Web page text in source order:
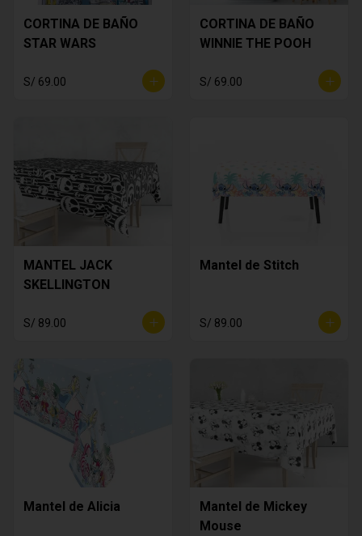
CORTINA DE BAÑO
STAR WARS
S/ 69.00
CORTINA DE BAÑO
WINNIE THE POOH
S/ 69.00
MANTEL JACK
SKELLINGTON
S/ 89.00
Mantel de Stitch
S/ 89.00
Mantel de Alicia
Mantel de Mickey
Mouse